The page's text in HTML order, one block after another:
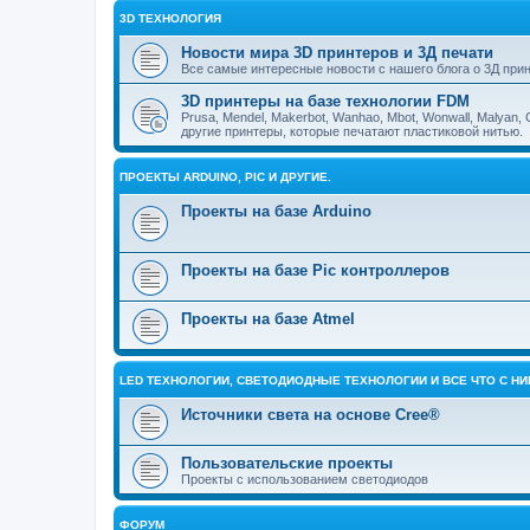
3D ТЕХНОЛОГИЯ
Новости мира 3D принтеров и 3Д печати
Все самые интересные новости с нашего блога о 3Д
3D принтеры на базе технологии FDM
Prusa, Mendel, Makerbot, Wanhao, Mbot, Wonwall,
другие принтеры, которые печатают пластиковой нитью.
ПРОЕКТЫ ARDUINO, PIC И ДРУГИЕ.
Проекты на базе Arduino
Проекты на базе Pic контроллеров
Проекты на базе Atmel
LED ТЕХНОЛОГИИ, СВЕТОДИОДНЫЕ ТЕХНОЛОГИИ И ВСЕ ЧТО С
Источники света на основе Cree®
Пользовательские проекты
Проекты с использованием светодиодов
ФОРУМ